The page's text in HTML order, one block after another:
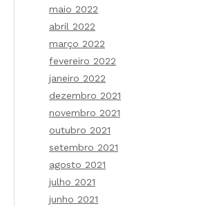
maio 2022
abril 2022
março 2022
fevereiro 2022
janeiro 2022
dezembro 2021
novembro 2021
outubro 2021
setembro 2021
agosto 2021
julho 2021
junho 2021